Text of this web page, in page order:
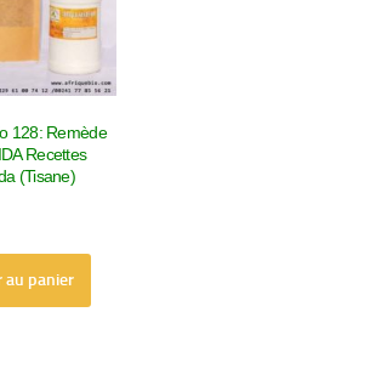
128: Remède
Recettes
(Tisane)
au panier